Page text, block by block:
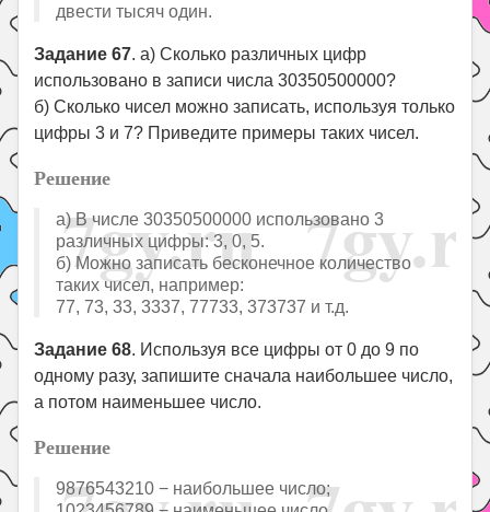
двести тысяч один.
Задание 67. а) Сколько различных цифр
использовано в записи числа 30350500000?
б) Сколько чисел можно записать, используя только
цифры 3 и 7? Приведите примеры таких чисел.
Решение
а) В числе 30350500000 использовано 3
различных цифры: 3, 0, 5.
б) Можно записать бесконечное количество
таких чисел, например:
77, 73, 33, 3337, 77733, 373737 и т.д.
Задание 68. Используя все цифры от 0 до 9 по
одному разу, запишите сначала наибольшее число,
а потом наименьшее число.
Решение
9876543210 − наибольшее число;